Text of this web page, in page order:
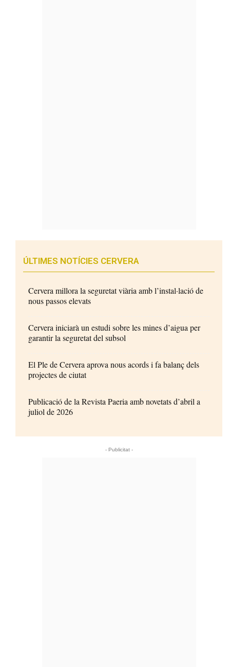
ÚLTIMES NOTÍCIES CERVERA
Cervera millora la seguretat viària amb l’instal·lació de
nous passos elevats
Cervera iniciarà un estudi sobre les mines d’aigua per
garantir la seguretat del subsol
El Ple de Cervera aprova nous acords i fa balanç dels
projectes de ciutat
Publicació de la Revista Paeria amb novetats d’abril a
juliol de 2026
- Publicitat -